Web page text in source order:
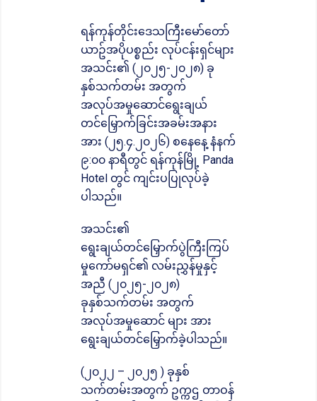
ရန်ကုန်တိုင်းဒေသကြီးမော်တော်
ယာဥ်အပိုပစ္စည်း လုပ်ငန်းရှင်များ
အသင်း၏ (၂၀၂၅-၂၀၂၈) ခု
နှစ်သက်တမ်း အတွက်
အလုပ်အမှုဆောင်ရွေးချယ်
တင်မြှောက်ခြင်းအခမ်းအနား
အား (၂၅.၄.၂၀၂၆) စနေနေ့ နံနက်
၉:၀၀ နာရီတွင် ရန်ကုန်မြို့ Panda
Hotel တွင် ကျင်းပပြုလုပ်ခဲ့
ပါသည်။
အသင်း၏
ရွေးချယ်တင်မြှောက်ပွဲကြီးကြပ်
မှုကော်မရှင်၏ လမ်းညွှန်မှုနှင့်
အညီ (၂၀၂၅-၂၀၂၈)
ခုနှစ်သက်တမ်း အတွက်
အလုပ်အမှုဆောင် များ အား
ရွေးချယ်တင်မြှောက်ခဲ့ပါသည်။
(၂၀၂၂ – ၂၀၂၅ ) ခုနှစ်
သက်တမ်းအတွက် ဥက္ကဌ တာဝန်